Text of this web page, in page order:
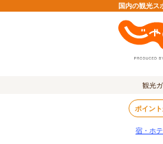
国内の観光ス
観光
ポイン
宿・ホ